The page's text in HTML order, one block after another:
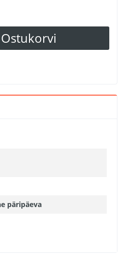
Ostukorvi
päripäeva